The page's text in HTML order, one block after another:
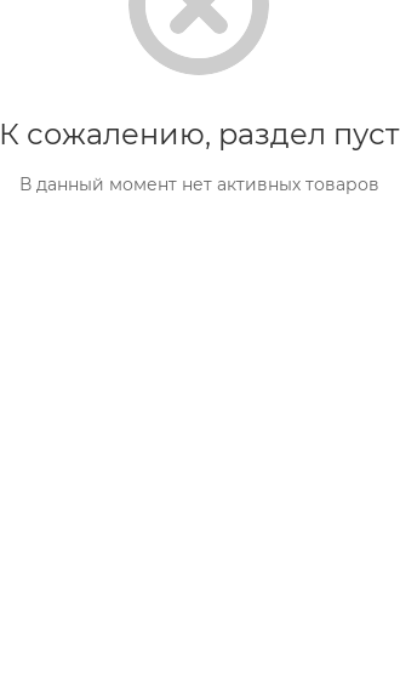
К сожалению, раздел пуст
В данный момент нет активных товаров